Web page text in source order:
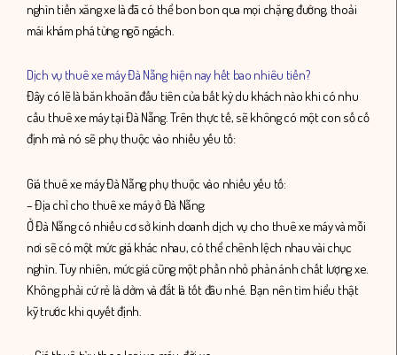
nghìn tiền xăng xe là đã có thể bon bon qua mọi chặng đường, thoải
mái khám phá từng ngõ ngách.
Dịch vụ thuê xe máy Đà Nẵng hiện nay hết bao nhiêu tiền?
Đây có lẽ là băn khoăn đầu tiên của bất kỳ du khách nào khi có nhu
cầu thuê xe máy tại Đà Nẵng. Trên thực tế, sẽ không có một con số cố
định mà nó sẽ phụ thuộc vào nhiều yếu tố:
Giá thuê xe máy Đà Nẵng phụ thuộc vào nhiều yếu tố:
– Địa chỉ cho thuê xe máy ở Đà Nẵng:
Ở Đà Nẵng có nhiều cơ sở kinh doanh dịch vụ cho thuê xe máy và mỗi
nơi sẽ có một mức giá khác nhau, có thể chênh lệch nhau vài chục
nghìn. Tuy nhiên, mức giá cũng một phần nhỏ phản ánh chất lượng xe.
Không phải cứ rẻ là dởm và đắt là tốt đâu nhé. Bạn nên tìm hiểu thật
kỹ trước khi quyết định.